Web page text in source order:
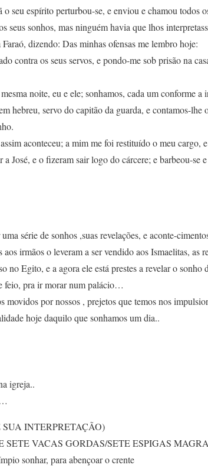
o seu espírito perturbou-se, e enviou e chamou todos
seus sonhos, mas ninguém havia que lhos
dizendo: Das minhas ofensas me lembro hoje:
contra os seus servos, e pondo-me sob prisão na
noite, eu e ele; sonhamos, cada um conforme a
hebreu, servo do capitão da guarda, e contamos-lhe
aconteceu; a mim me foi restituído o meu cargo,
José, e o fizeram sair logo do cárcere; e barbeou-se
série de sonhos ,suas revelações, e aconte-
aos irmãos o leveram a ser vendido aos Ismaelitas, as
no Egito, e a agora ele está prestes a revelar o sonho
feio, pra ir morar num palácio…
movidos por nossos , prejetos que temos nos
hoje daquilo que sonhamos um dia..
igreja..
INTERPRETAÇÃO)
SETE VACAS GORDAS/SETE ESPIGAS
sonhar, para abençoar o crente